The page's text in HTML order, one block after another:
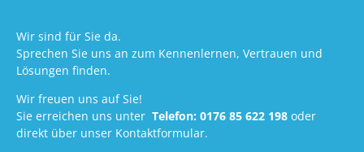
Wir sind für Sie da.
Sprechen Sie uns an zum Kennenlernen, Vertrauen und
Lösungen finden.
Wir freuen uns auf Sie!
Sie erreichen uns unter Telefon: 0176 85 622 198 oder
direkt über unser Kontaktformular.